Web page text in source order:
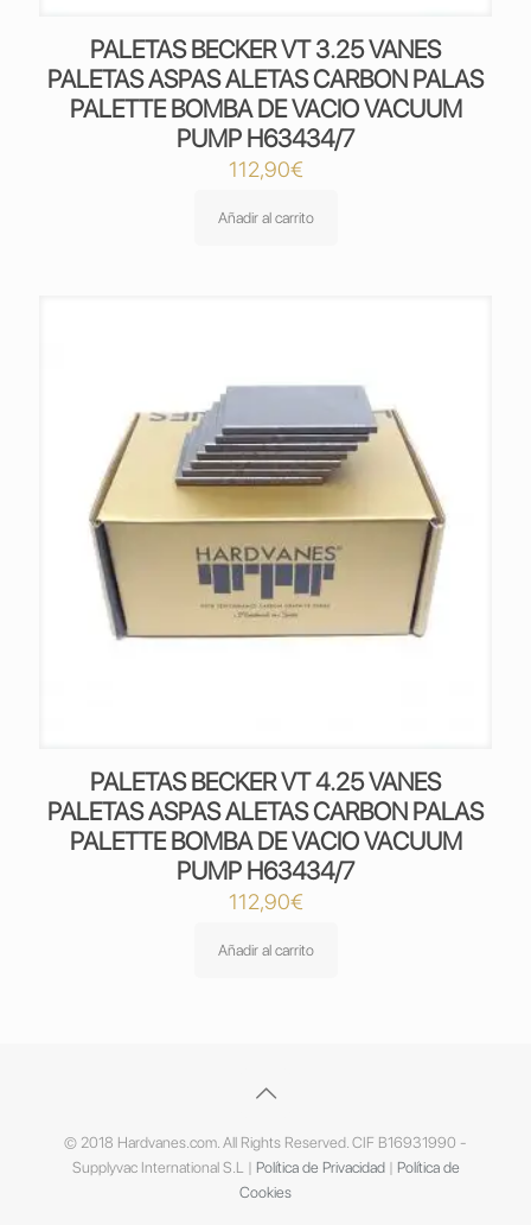
PALETAS BECKER VT 3.25 VANES
PALETAS ASPAS ALETAS CARBON PALAS
PALETTE BOMBA DE VACIO VACUUM
PUMP H63434/7
112,90€
Añadir al carrito
PALETAS BECKER VT 4.25 VANES
PALETAS ASPAS ALETAS CARBON PALAS
PALETTE BOMBA DE VACIO VACUUM
PUMP H63434/7
112,90€
Añadir al carrito
© 2018 Hardvanes.com. All Rights Reserved. CIF B16931990 -
Supplyvac International S.L | Política de Privacidad| Política de
Cookies